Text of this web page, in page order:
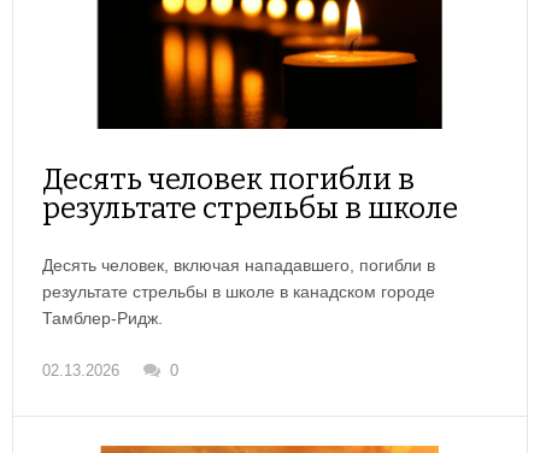
Десять человек погибли в
результате стрельбы в школе
Десять человек, включая нападавшего, погибли в
результате стрельбы в школе в канадском городе
Тамблер-Ридж.
02.13.2026 0